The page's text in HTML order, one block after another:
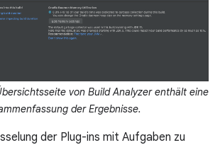
von Build Analyzer enthält eine
der Ergebnisse.
der Plug-ins mit Aufgaben zu